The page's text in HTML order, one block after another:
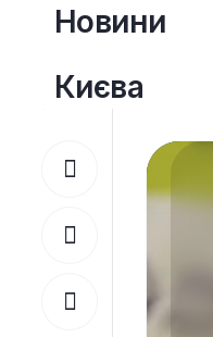
ПерейтиНовини
Києва